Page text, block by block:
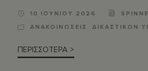
10 ΙΟΥΝΙΟΥ 2026
ΑΝΑΚΟΙΝΩΣΕΙΣ , ΔΙΚΑΣΤΙΚΩΝ
ΠΕΡΙΣΣΟΤΕΡΑ >